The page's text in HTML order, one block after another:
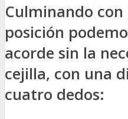
Culminando
posición
acorde sin la
cejilla, con una
cuatro dedos: